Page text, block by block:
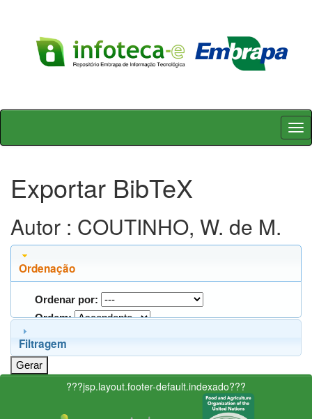
Skip
Exportar BibTeX
Autor : COUTINHO, W. de M.
Ordenação
Ordenar por:
Ordem:
Filtragem
???jsp.layout.footer-default.indexado???